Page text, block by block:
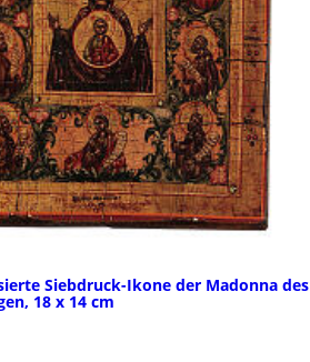
Siebdruck-Ikone der Madonna des
18 x 14 cm